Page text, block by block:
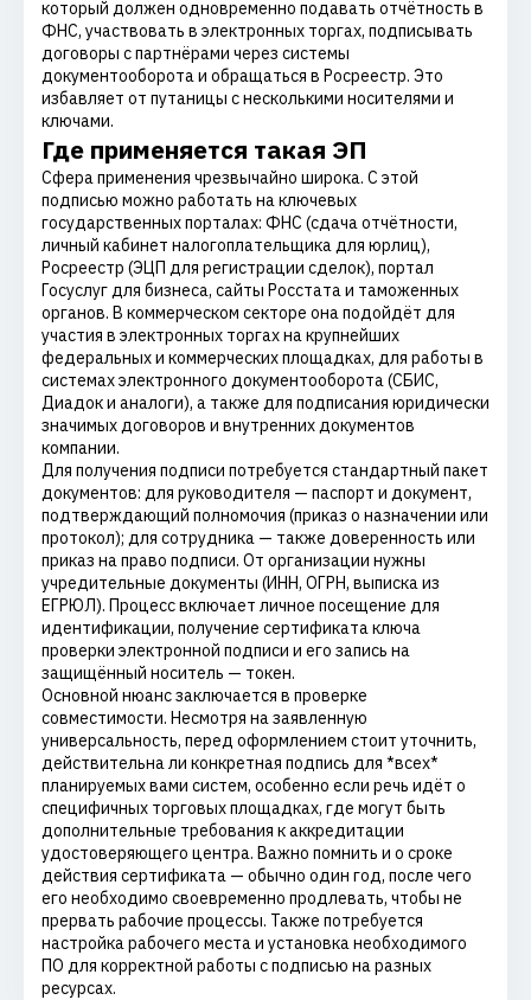
который должен одновременно подавать отчётность в
ФНС, участвовать в электронных торгах, подписывать
договоры с партнёрами через системы
документооборота и обращаться в Росреестр. Это
избавляет от путаницы с несколькими носителями и
ключами.
Где применяется такая ЭП
Сфера применения чрезвычайно широка. С этой
подписью можно работать на ключевых
государственных порталах: ФНС (сдача отчётности,
личный кабинет налогоплательщика для юрлиц),
Росреестр (ЭЦП для регистрации сделок), портал
Госуслуг для бизнеса, сайты Росстата и таможенных
органов. В коммерческом секторе она подойдёт для
участия в электронных торгах на крупнейших
федеральных и коммерческих площадках, для работы в
системах электронного документооборота (СБИС,
Диадок и аналоги), а также для подписания юридически
значимых договоров и внутренних документов
компании.
Для получения подписи потребуется стандартный пакет
документов: для руководителя — паспорт и документ,
подтверждающий полномочия (приказ о назначении или
протокол); для сотрудника — также доверенность или
приказ на право подписи. От организации нужны
учредительные документы (ИНН, ОГРН, выписка из
ЕГРЮЛ). Процесс включает личное посещение для
идентификации, получение сертификата ключа
проверки электронной подписи и его запись на
защищённый носитель — токен.
Основной нюанс заключается в проверке
совместимости. Несмотря на заявленную
универсальность, перед оформлением стоит уточнить,
действительна ли конкретная подпись для *всех*
планируемых вами систем, особенно если речь идёт о
специфичных торговых площадках, где могут быть
дополнительные требования к аккредитации
удостоверяющего центра. Важно помнить и о сроке
действия сертификата — обычно один год, после чего
его необходимо своевременно продлевать, чтобы не
прервать рабочие процессы. Также потребуется
настройка рабочего места и установка необходимого
ПО для корректной работы с подписью на разных
ресурсах.